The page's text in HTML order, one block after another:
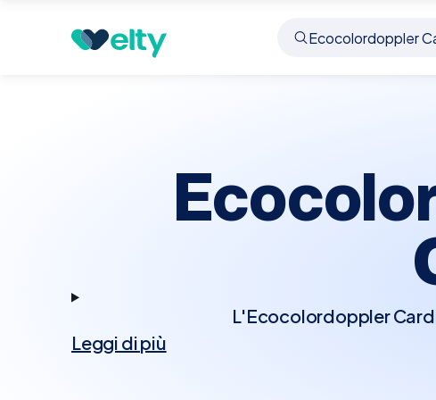
Prenota visita Ecocolordoppler Cardiaco
L'Ecocolordoppler
Leggi di più